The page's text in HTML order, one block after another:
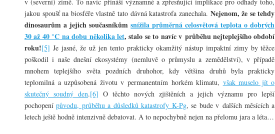
jakou spoušť na biosféře vlastně tato dávná katastrofa zanechala. Nejenom, že se tehdy
dinosaurům a jejich současníkůmsnížila průměrná celosvětová teplota o dobrých
30 až 40 °C na dobu několika let, stalo se to navíc v průběhu nejteplejšího období
roku![5] Je jasné, že už jen tento prakticky okamžitý nástup impaktní zimy by těžce
poškodil i naše dnešní ekosystémy (nemluvě o průmyslu a zemědělství), v případě
mnohem teplejšího světa pozdních druhohor, kdy většina druhů byla prakticky
teplomilná a uzpůsobená životu v permanentním horkém klimatu, však muselo jít o
skutečný soudný den.[6] O těchto nových zjištěních a jejich významu pro lepší
pochopenípůvodu, průběhu a důsledků katastrofy K-Pg, se bude v dalších měsících a
letech ještě hodně intenzivně debatovat. A to nepochybně nejen na přelomu jara a léta…